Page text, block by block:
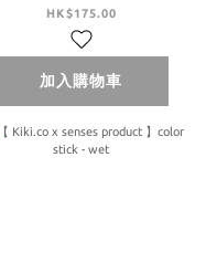
lotus
HK$175.00
加入購物車